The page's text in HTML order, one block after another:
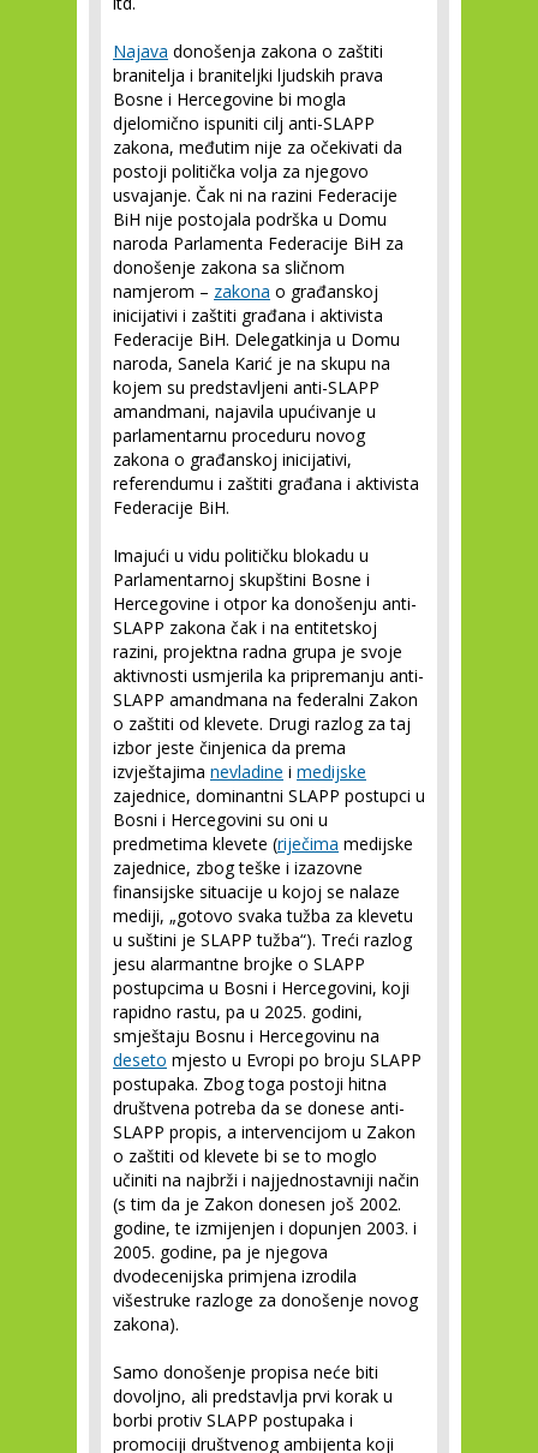
Najava donošenja zakona o zaštiti
branitelja i braniteljki ljudskih prava
Bosne i Hercegovine bi mogla
djelomično ispuniti cilj anti-SLAPP
zakona, međutim nije za očekivati da
postoji politička volja za njegovo
usvajanje. Čak ni na razini Federacije
BiH nije postojala podrška u Domu
naroda Parlamenta Federacije BiH za
donošenje zakona sa sličnom
namjerom – zakona o građanskoj
inicijativi i zaštiti građana i aktivista
Federacije BiH. Delegatkinja u Domu
naroda, Sanela Karić je na skupu na
kojem su predstavljeni anti-SLAPP
amandmani, najavila upućivanje u
parlamentarnu proceduru novog
zakona o građanskoj inicijativi,
referendumu i zaštiti građana i aktivista
Federacije BiH.
Imajući u vidu političku blokadu u
Parlamentarnoj skupštini Bosne i
Hercegovine i otpor ka donošenju anti-
SLAPP zakona čak i na entitetskoj
razini, projektna radna grupa je svoje
aktivnosti usmjerila ka pripremanju anti-
SLAPP amandmana na federalni Zakon
o zaštiti od klevete. Drugi razlog za taj
izbor jeste činjenica da prema
izvještajima nevladine i medijske
zajednice, dominantni SLAPP postupci u
Bosni i Hercegovini su oni u
predmetima klevete (riječima medijske
zajednice, zbog teške i izazovne
finansijske situacije u kojoj se nalaze
mediji, „gotovo svaka tužba za klevetu
u suštini je SLAPP tužba“). Treći razlog
jesu alarmantne brojke o SLAPP
postupcima u Bosni i Hercegovini, koji
rapidno rastu, pa u 2025. godini,
smještaju Bosnu i Hercegovinu na
deseto mjesto u Evropi po broju SLAPP
postupaka. Zbog toga postoji hitna
društvena potreba da se donese anti-
SLAPP propis, a intervencijom u Zakon
o zaštiti od klevete bi se to moglo
učiniti na najbrži i najjednostavniji način
(s tim da je Zakon donesen još 2002.
godine, te izmijenjen i dopunjen 2003. i
2005. godine, pa je njegova
dvodecenijska primjena izrodila
višestruke razloge za donošenje novog
zakona).
Samo donošenje propisa neće biti
dovoljno, ali predstavlja prvi korak u
borbi protiv SLAPP postupaka i
promociji društvenog ambijenta koji